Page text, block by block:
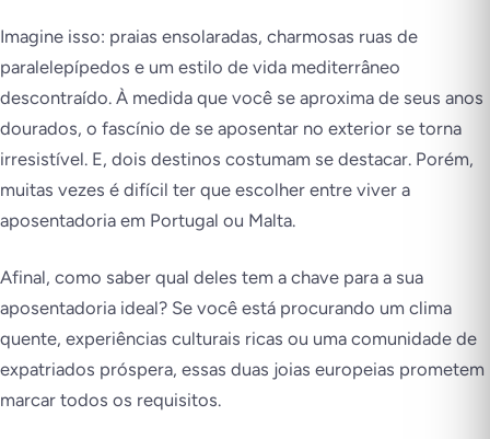
Imagine isso: praias ensolaradas, charmosas ruas de
paralelepípedos e um estilo de vida mediterrâneo
descontraído. À medida que você se aproxima de seus anos
dourados, o fascínio de se aposentar no exterior se torna
irresistível. E, dois destinos costumam se destacar. Porém,
muitas vezes é difícil ter que escolher entre viver a
aposentadoria em Portugal ou Malta.
Afinal, como saber qual deles tem a chave para a sua
aposentadoria ideal? Se você está procurando um clima
quente, experiências culturais ricas ou uma comunidade de
expatriados próspera, essas duas joias europeias prometem
marcar todos os requisitos.